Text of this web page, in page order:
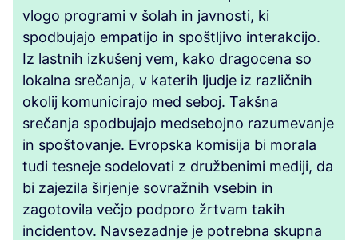
vlogo programi v šolah in javnosti, ki
spodbujajo empatijo in spoštljivo interakcijo.
Iz lastnih izkušenj vem, kako dragocena so
lokalna srečanja, v katerih ljudje iz različnih
okolij komunicirajo med seboj. Takšna
srečanja spodbujajo medsebojno razumevanje
in spoštovanje. Evropska komisija bi morala
tudi tesneje sodelovati z družbenimi mediji, da
bi zajezila širjenje sovražnih vsebin in
zagotovila večjo podporo žrtvam takih
incidentov. Navsezadnje je potrebna skupna